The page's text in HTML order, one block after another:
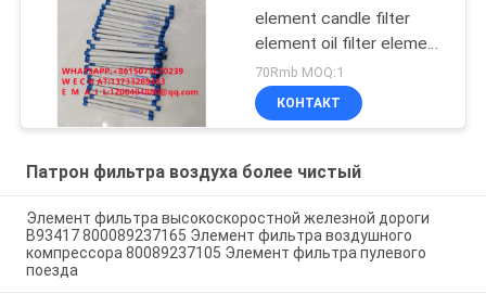
element candle filter
element oil filter element
marine filter element
export quality filter
70Rmb MOQ:1
КОНТАКТ
Патрон фильтра воздуха более чистый
Элемент фильтра высокоскоростной железной дороги
B93417 800089237165 Элемент фильтра воздушного
компрессора 80089237105 Элемент фильтра пулевого
поезда